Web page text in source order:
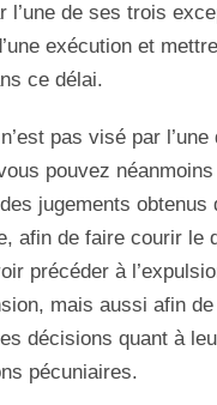
l’une de ses trois
exécution et
ce délai.
pas visé par l’une
pouvez
jugements obtenus
afin de faire courir le
précéder à
mais aussi afin
décisions quant à
pécuniaires.